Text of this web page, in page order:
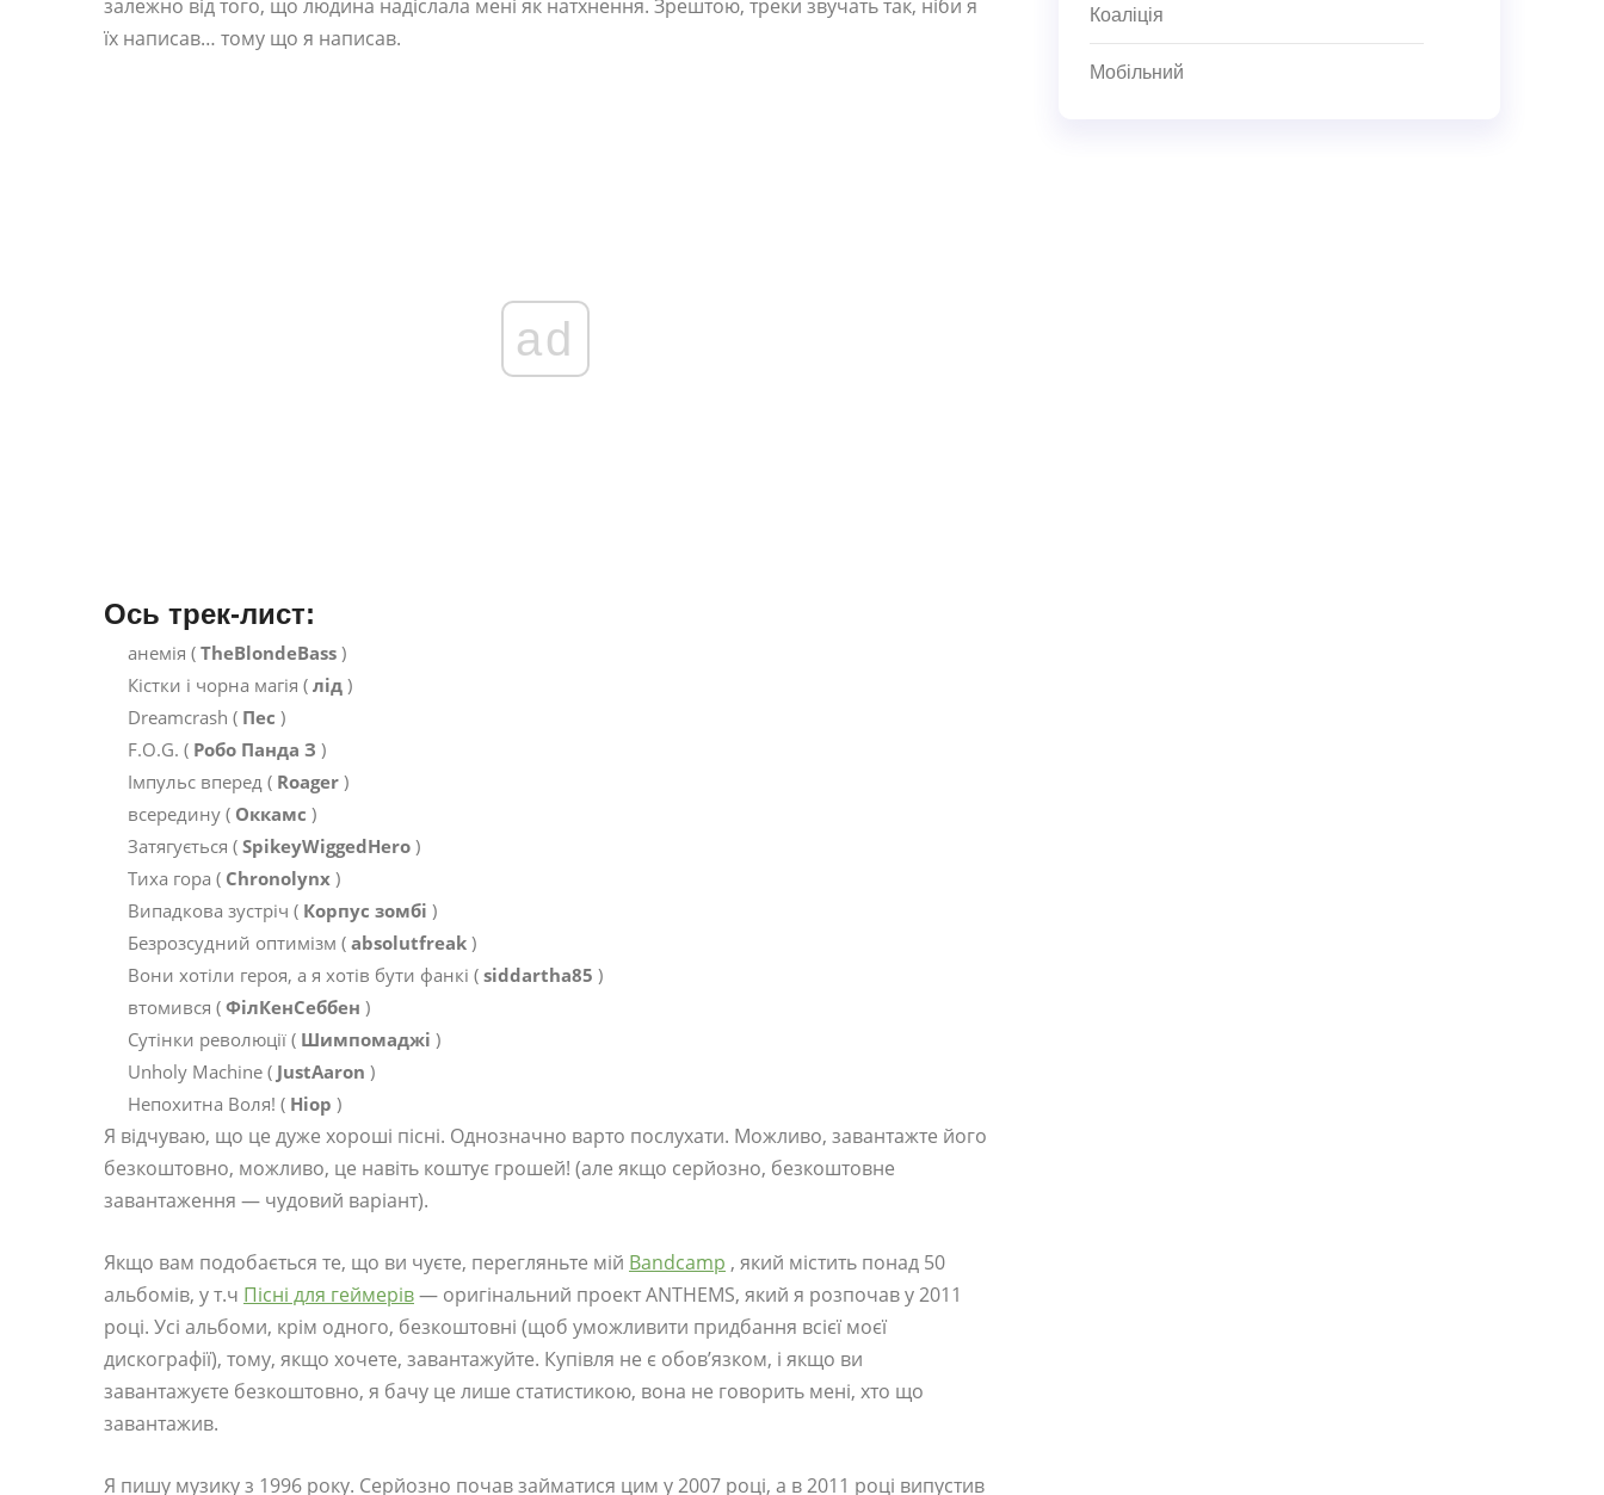
залежно від того, що людина надіслала мені як натхнення. Зрештою, треки звучать так, ніби я
їх написав… тому що я написав.
ad
Ось трек-лист:
анемія ( TheBlondeBass )
Кістки і чорна магія ( лід )
Dreamcrash ( Пес )
F.O.G. ( Робо Панда З )
Імпульс вперед ( Roager )
всередину ( Оккамс )
Затягується ( SpikeyWiggedHero )
Тиха гора ( Chronolynx )
Випадкова зустріч ( Корпус зомбі )
Безрозсудний оптимізм ( absolutfreak )
Вони хотіли героя, а я хотів бути фанкі ( siddartha85 )
втомився ( ФілКенСеббен )
Сутінки революції ( Шимпомаджі )
Unholy Machine ( JustAaron )
Непохитна Воля! ( Ніор )
Я відчуваю, що це дуже хороші пісні. Однозначно варто послухати. Можливо, завантажте його
безкоштовно, можливо, це навіть коштує грошей! (але якщо серйозно, безкоштовне
завантаження — чудовий варіант).
Якщо вам подобається те, що ви чуєте, перегляньте мій Bandcamp , який містить понад 50
альбомів, у т.ч Пісні для геймерів— оригінальний проект ANTHEMS, який я розпочав у 2011
році. Усі альбоми, крім одного, безкоштовні (щоб уможливити придбання всієї моєї
дискографії), тому, якщо хочете, завантажуйте. Купівля не є обов’язком, і якщо ви
завантажуєте безкоштовно, я бачу це лише статистикою, вона не говорить мені, хто що
завантажив.
Я пишу музику з 1996 року. Серйозно почав займатися цим у 2007 році, а в 2011 році випустив
Коаліція
Мобільний